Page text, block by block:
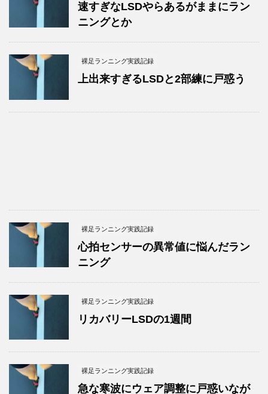
速すぎなLSDやらあるがままにラン
ニングとか
裸足ランニング実践記録
上出来すぎるLSDと2部練に戸惑う
裸足ランニング実践記録
心拍センサーの異常値に悩んだラン
ニング
裸足ランニング実践記録
リカバリーLSDの1週間
裸足ランニング実践記録
急な寒波にウェア調整に戸惑いなが